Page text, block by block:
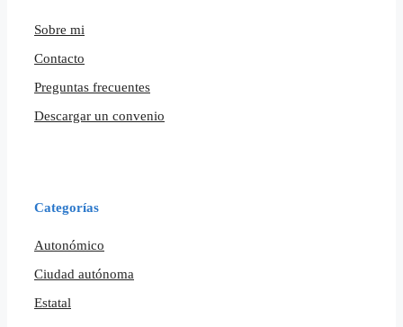
Sobre mi
Contacto
Preguntas frecuentes
Descargar un convenio
Categorías
Autonómico
Ciudad autónoma
Estatal